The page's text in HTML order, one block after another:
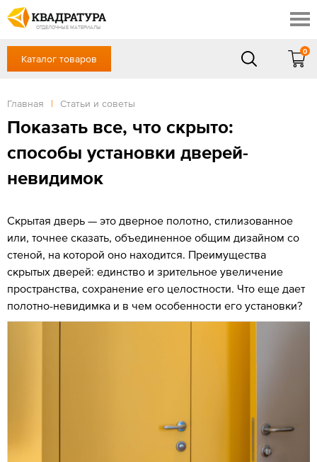
ОТДЕЛОЧНЫЕ МАТЕРИАЛЫ
Скидки
Контакты
Доставка и оплата
Готовые решения
Отзывы
+7 (863) 303-36-23
Сб, Вс — выходной
ЗАКАЗАТЬ ЗВОНОК
Регистрация
Каталог товаров
0
Главная | Статьи и советы
Показать все, что скрыто:
способы установки дверей-
невидимок
Скрытая дверь — это дверное полотно, стилизованное
или, точнее сказать, объединенное общим дизайном со
стеной, на которой оно находится. Преимущества
скрытых дверей: единство и зрительное увеличение
пространства, сохранение его целостности. Что еще дает
полотно-невидимка и в чем особенности его установки?